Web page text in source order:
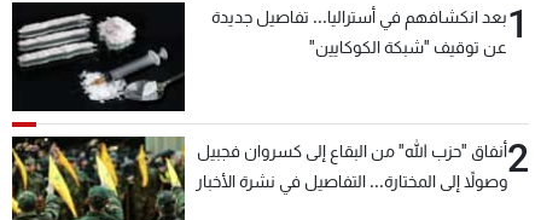
1بعد انكشافهم في أستراليا... تفاصيل جديدة
عن توقيف "شبكة الكوكايين"
2أنفاق "حزب الله" من البقاع إلى كسروان فجبيل
وصولاً إلى المختارة... التفاصيل في نشرة الأخبار